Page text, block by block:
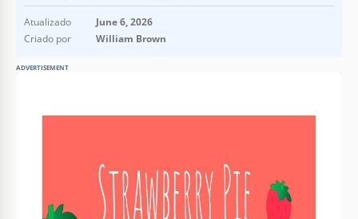
Atualizado
June 6, 2026
Criado por
William Brown
ADVERTISEMENT